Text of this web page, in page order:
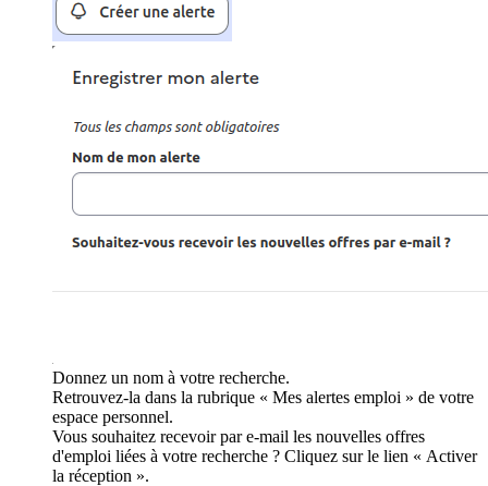
Donnez un nom à votre recherche.
Retrouvez-la dans la rubrique « Mes alertes emploi » de votre
espace personnel.
Vous souhaitez recevoir par e-mail les nouvelles offres
d'emploi liées à votre recherche ? Cliquez sur le lien « Activer
la réception ».